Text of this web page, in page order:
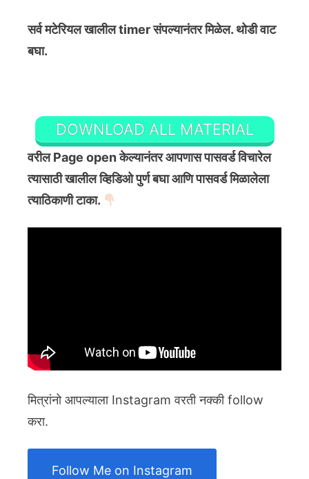
सर्व मटेरियल खालील timer संपल्यानंतर मिळेल. थोडी वाट
बघा.
DOWNLOAD ALL MATERIAL
वरील Page open केल्यानंतर आपणास पासवर्ड विचारेल
त्यासाठी खालील व्हिडिओ पुर्ण बघा आणि पासवर्ड मिळालेला
त्याठिकाणी टाका.
मित्रांनो आपल्याला Instagram वरती नक्की follow
करा.
Follow Me on Instagram